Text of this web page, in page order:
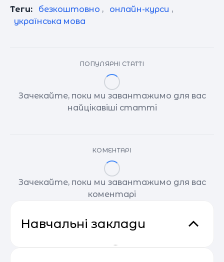
Теги: безкоштовно , онлайн-курси ,
українська мова
ПОПУЛЯРНІ СТАТТІ
Зачекайте, поки ми завантажимо для вас
найцікавіші статті
КОМЕНТАРІ
Зачекайте, поки ми завантажимо для вас
коментарі
Навчальні заклади